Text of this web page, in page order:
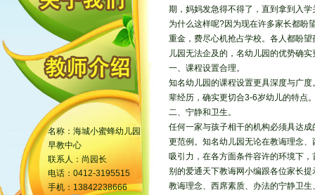
期，妈妈发急得不得了，直到拿到入
为什么这样呢?因为现在许多家长都盼
重金，费尽心机抢占学校。各人都盼
儿园无法企及的，名幼儿园的优势确
一、课程设置合理。
知名幼儿园的课程设置更具深度与广
辈经历，确实更切合3-6岁幼儿的特点
二、宁静和卫生。
任何一家与孩子相干的机构必须具达
更范例。知名幼儿园无论在教诲理念
吸引力，在各方面条件容许的环境下
别的爱通天下教诲网小编跟各位家长
教诲理念、西席素质、办法的宁静卫
名称：海城小蜜蜂幼儿园
早教中心
联系人：尚园长
电话：0412-3195515
手机：13842238666